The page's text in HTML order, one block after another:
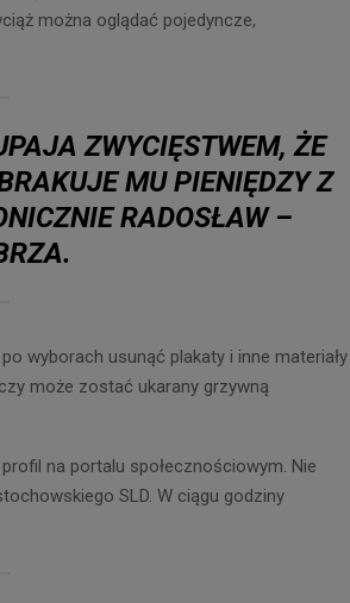
można oglądać pojedyncze,
ZWYCIĘSTWEM, ŻE
MU PIENIĘDZY Z
RADOSŁAW –
wyborach usunąć plakaty i inne materiały
może zostać ukarany grzywną
na portalu społecznościowym. Nie
SLD. W ciągu godziny